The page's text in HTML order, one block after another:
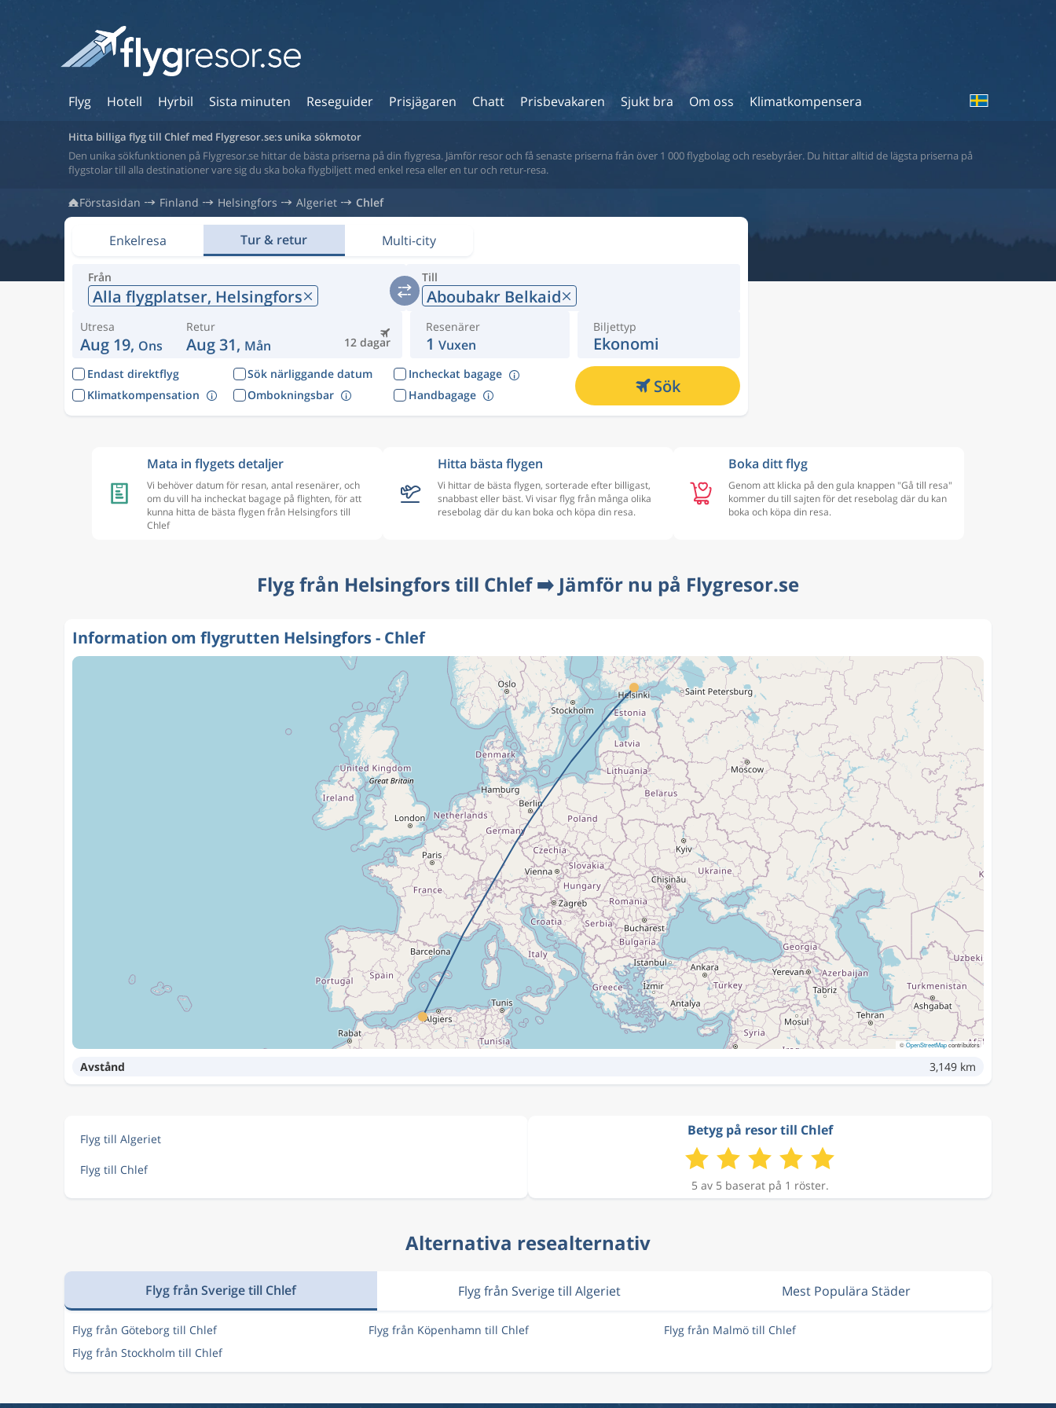
Flyg Hotell Hyrbil Sista minuten Reseguider Prisjägaren Chatt Prisbevakaren Sjukt bra Om oss Klimatkompensera
Hitta billiga flyg till Chlef med Flygresor.se:s unika sökmotor
Den unika sökfunktionen på Flygresor.se hittar de bästa priserna på din flygresa. Jämför resor och få senaste priserna från över 1 000 flygbolag och resebyråer. Du hittar alltid de lägsta priserna på
flygstolar till alla destinationer vare sig du ska boka flygbiljett med enkel resa eller en tur och retur-resa.
Förstasidan Finland Helsingfors Algeriet Chlef
Enkelresa Tur & retur Multi-city
Från
Alla flygplatser, Helsingfors
Till
Aboubakr Belkaid
Utresa
Aug 19, Ons 12 dagar
Retur
Aug 31, Mån
Resenärer
1 Vuxen
Biljettyp
Ekonomi
Endast direktflyg Sök närliggande datum
Incheckat bagage
Klimatkompensation
Ombokningsbar Handbagage Sök
Mata in flygets detaljer
Vi behöver datum för resan, antal resenärer, och
om du vill ha incheckat bagage på flighten, för att
kunna hitta de bästa flygen från Helsingfors till
Chlef
Hitta bästa flygen
Vi hittar de bästa flygen, sorterade efter billigast,
snabbast eller bäst. Vi visar flyg från många olika
resebolag där du kan boka och köpa din resa.
Boka ditt flyg
Genom att klicka på den gula knappen "Gå till resa"
kommer du till sajten för det resebolag där du kan
boka och köpa din resa.
Flyg från Helsingfors till Chlef ➡️ Jämför nu på Flygresor.se
Information om flygrutten Helsingfors - Chlef
©OpenStreetMapcontributors
Avstånd 3,149 km
Flyg till Algeriet
Flyg till Chlef
Betyg på resor till Chlef
5 av 5 baserat på 1 röster.
Alternativa resealternativ
Flyg från Sverige till Chlef Flyg från Sverige till Algeriet Mest Populära Städer
Flyg från Göteborg till Chlef Flyg från Köpenhamn till Chlef
Flyg från Malmö till Chlef
Flyg från Stockholm till Chlef